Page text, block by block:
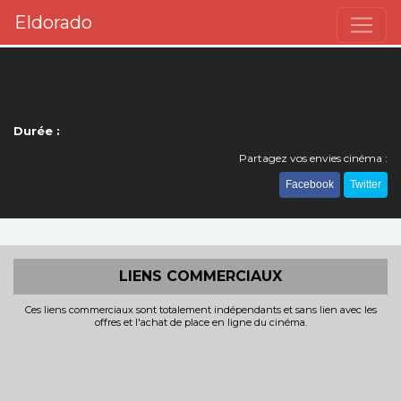
Eldorado
Durée :
Partagez vos envies cinéma :
Facebook Twitter
LIENS COMMERCIAUX
Ces liens commerciaux sont totalement indépendants et sans lien avec les
offres et l'achat de place en ligne du cinéma.